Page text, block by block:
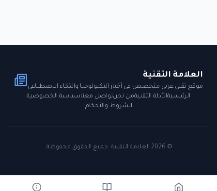
العلامة التقنية
موقع تقني عربي متخصص في أخبار التكنولوجيا والذكاء الاصطناعي
الرئيسيةالأدلة التقنيةمن نحنتواصل معناسياسة الخصوصية
الشروط والأحكام
©
2026 العلامة التقنية. جميع الحقوق محفوظة.